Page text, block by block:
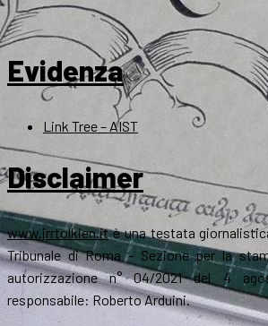
Evidenza
Link Tree – AIST
Disclaimer
www.jrrtolkien.itè una testata
Tribunale di Roma - Sezione per la
autorizzazione n° 04/2021 del 4
responsabile: Roberto Arduini.